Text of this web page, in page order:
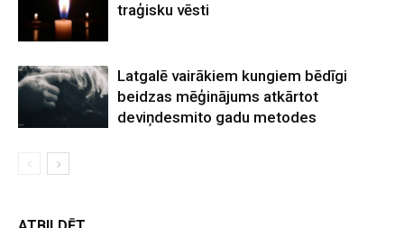
traģisku vēsti
Latgalē vairākiem kungiem bēdīgi
beidzas mēģinājums atkārtot
deviņdesmito gadu metodes